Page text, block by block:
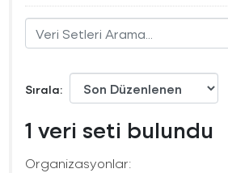
Sırala
1 veri seti bulundu
Organizasyonlar: